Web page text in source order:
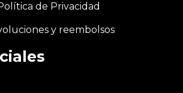
de Privacidad
y reembolsos